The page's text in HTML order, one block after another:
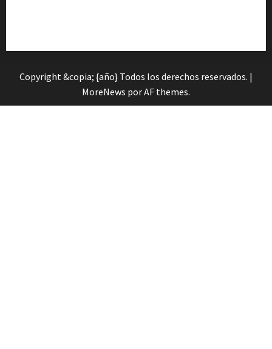
Copyright &copia; {año} Todos los derechos reservados. |
MoreNews por AF themes.